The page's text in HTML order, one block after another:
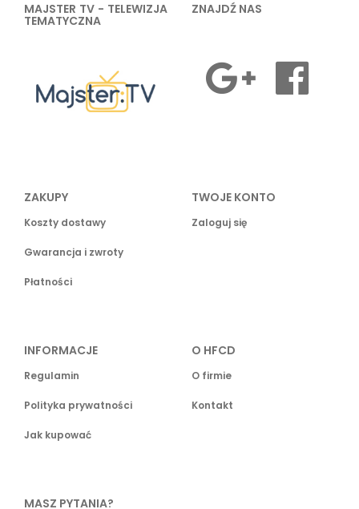
MAJSTER TV - TELEWIZJA
TEMATYCZNA
ZNAJDŹ NAS
ZAKUPY
Koszty dostawy
Gwarancja i zwroty
Płatności
TWOJE KONTO
Zaloguj się
INFORMACJE
Regulamin
Polityka prywatności
Jak kupować
O HFCD
O firmie
Kontakt
MASZ PYTANIA?